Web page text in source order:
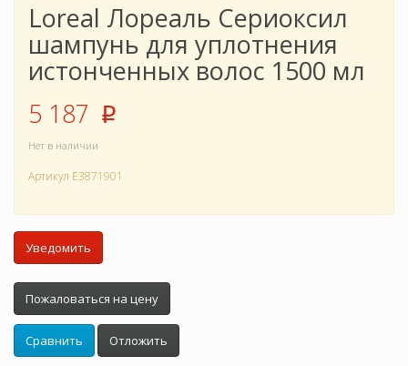
Loreal Лореаль Сериоксил
шампунь для уплотнения
истонченных волос 1500 мл
5 187 p
Нет в наличии
Артикул E3871901
Уведомить
Пожаловаться на цену
Сравнить Отложить